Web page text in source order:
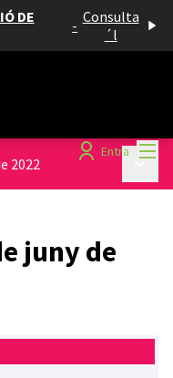
DE
- Consulta
´l
Entra
2022
juny de